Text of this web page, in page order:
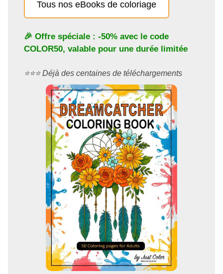
Tous nos eBooks de coloriage
🎉 Offre spéciale : -50% avec le code
COLOR50, valable pour une durée limitée
⭐️⭐️⭐️ Déjà des centaines de téléchargements